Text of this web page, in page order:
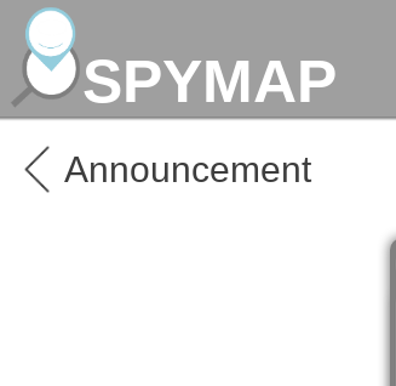
SPYMAP
Announcement